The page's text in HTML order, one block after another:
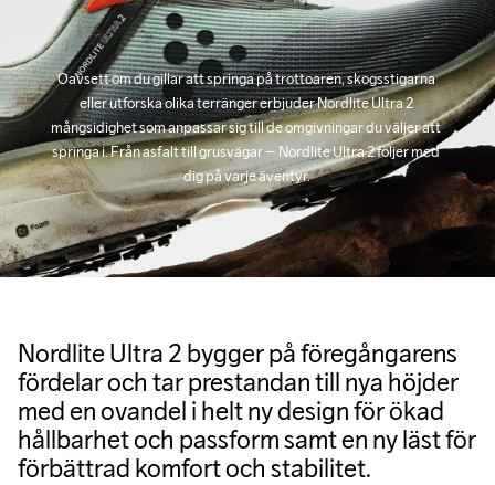
Rubber
Du kan alltid ändra ditt utlämningsställe genom att använda dig
av Postnords app när du får ditt trackingnummer av oss i ditt
mail angående leverans.
Oavsett om du gillar att springa på trottoaren, skogsstigarna
eller utforska olika terränger erbjuder Nordlite Ultra 2
mångsidighet som anpassar sig till de omgivningar du väljer att
springa i. Från asfalt till grusvägar – Nordlite Ultra 2 följer med
dig på varje äventyr.
Nordlite Ultra 2 bygger på föregångarens
fördelar och tar prestandan till nya höjder
med en ovandel i helt ny design för ökad
hållbarhet och passform samt en ny läst för
förbättrad komfort och stabilitet.